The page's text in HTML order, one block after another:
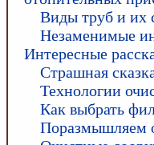
Виды труб и их
Незаменимые
Интересные
Страшная
Технологии
Как выбрать
Поразмышляем